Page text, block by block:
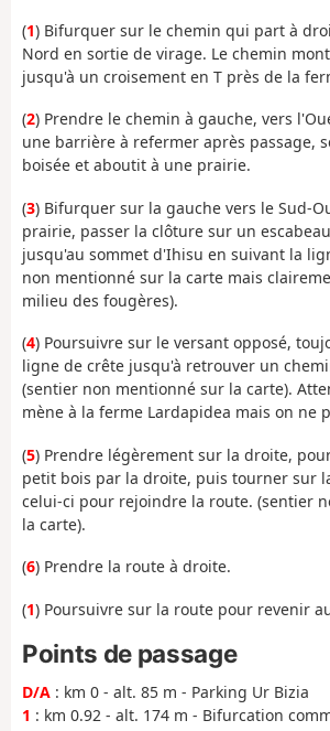
(1) Bifurquer sur le chemin qui part à
Nord en sortie de virage. Le chemin
jusqu'à un croisement en T près de la
(2) Prendre le chemin à gauche, vers
une barrière à refermer après passage,
boisée et aboutit à une prairie.
(3) Bifurquer sur la gauche vers le Sud-
prairie, passer la clôture sur un
jusqu'au sommet d'Ihisu en suivant la
non mentionné sur la carte mais
milieu des fougères).
(4) Poursuivre sur le versant opposé,
ligne de crête jusqu'à retrouver un
(sentier non mentionné sur la carte).
mène à la ferme Lardapidea mais on ne
(5) Prendre légèrement sur la droite,
petit bois par la droite, puis tourner sur
celui-ci pour rejoindre la route. (sentier
la carte).
(6) Prendre la route à droite.
(1) Poursuivre sur la route pour revenir
Points de passage
D/A : km 0 - alt. 85 m - Parking Ur Bizia
1 : km 0.92 - alt. 174 m - Bifurcation